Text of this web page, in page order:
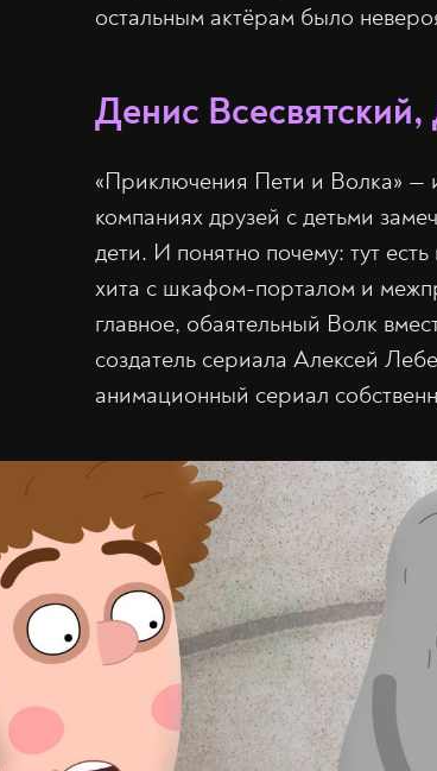
остальным актёрам было
Денис
«Приключения Пети и Волка» —
компаниях друзей с детьми
дети. И понятно почему: тут
хита с шкафом-порталом и
главное, обаятельный Волк
создатель сериала Алексей
анимационный сериал